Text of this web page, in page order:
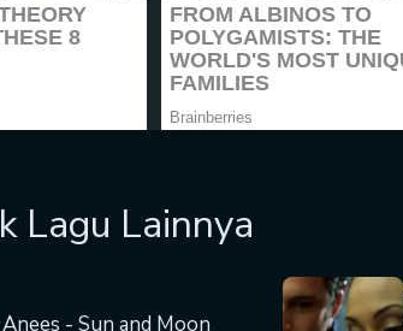
Lagu Lainnya
- Sun and Moon